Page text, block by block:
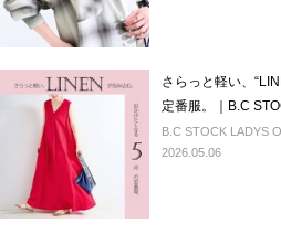
さらっと軽い、
定番服。｜B.C
B.C STOCK LADYS
2026.05.06